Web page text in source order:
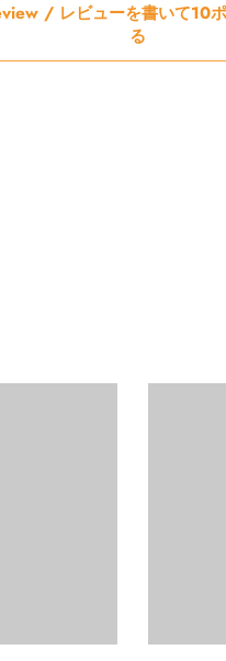
/ レビューを書いて10
る